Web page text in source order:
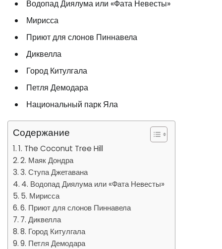
Водопад Диялума или «Фата Невесты»
Мирисса
Приют для слонов Пиннавела
Диквелла
Город Китулгала
Петля Демодара
Национальный парк Яла
Содержание
1. The Coconut Tree Hill
2. Маяк Дондра
3. Ступа Джетавана
4. Водопад Диялума или «Фата Невесты»
5. Мирисса
6. Приют для слонов Пиннавела
7. Диквелла
8. Город Китулгала
9. Петля Демодара